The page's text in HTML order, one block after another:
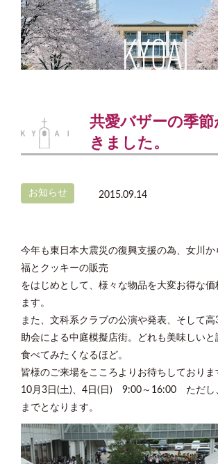
共愛バザーの季節
きました。
お知らせ 2015.09.14
今年も東日本大震災の復興支援の為、女川
福とクッキーの販売
をはじめとして、様々な物品を大変お得な価
ます。
また、文科系クラブの公演や発表、そして
助会による中庭模擬店街。どれも美味しいと
食べてみたくなるほど。
皆様のご来場をこころよりお待ちしておりま
10月3日(土)、4日(日) 9:00～16:00 ただし
までとなります。